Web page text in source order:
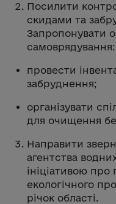
Посилити
скидами та
Запропонувати
самоврядування:
провести
забруднення;
організувати
для очищення
Направити
агентства
ініціативою
екологічного
річок області.